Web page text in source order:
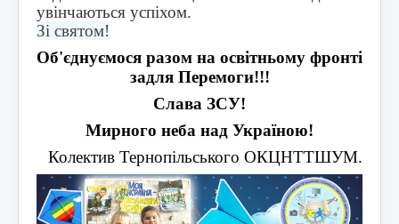
увінчаються успіхом.
Зі святом!
Об'єднуємося разом на освітньому фронті
задля Перемоги!!!
Слава ЗСУ!
Мирного неба над Україною!
Колектив Тернопільського ОКЦНТТШУМ.